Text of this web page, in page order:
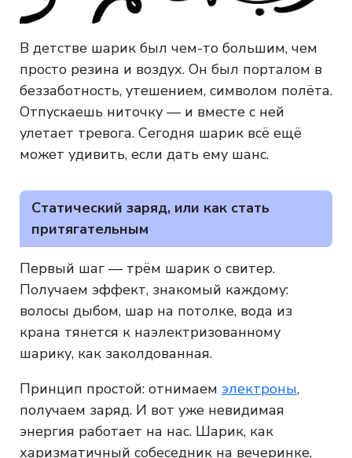
В детстве шарик был чем-то большим, чем
просто резина и воздух. Он был порталом в
беззаботность, утешением, символом полёта.
Отпускаешь ниточку — и вместе с ней
улетает тревога. Сегодня шарик всё ещё
может удивить, если дать ему шанс.
Статический заряд, или как стать
притягательным
Первый шаг — трём шарик о свитер.
Получаем эффект, знакомый каждому:
волосы дыбом, шар на потолке, вода из
крана тянется к наэлектризованному
шарику, как заколдованная.
Принцип простой: отнимаем электроны,
получаем заряд. И вот уже невидимая
энергия работает на нас. Шарик, как
харизматичный собеседник на вечеринке,